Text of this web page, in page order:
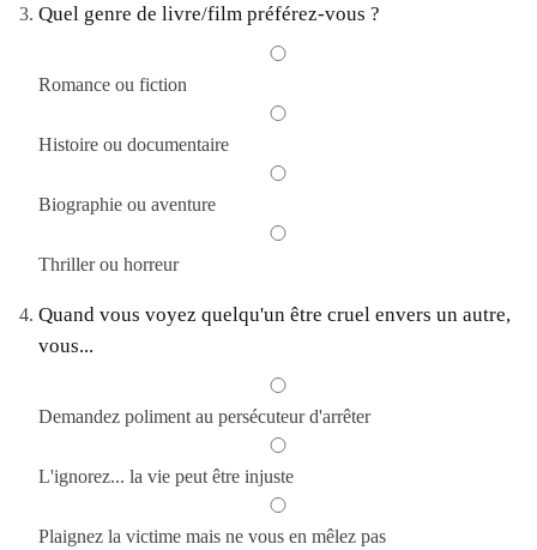
Quel genre de livre/film préférez-vous ?
Romance ou fiction
Histoire ou documentaire
Biographie ou aventure
Thriller ou horreur
Quand vous voyez quelqu'un être cruel envers un autre,
vous...
Demandez poliment au persécuteur d'arrêter
L'ignorez... la vie peut être injuste
Plaignez la victime mais ne vous en mêlez pas